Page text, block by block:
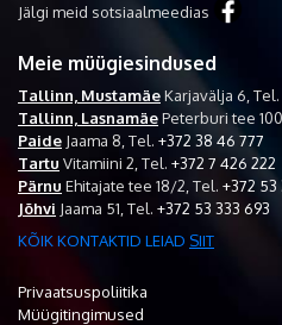
Jälgi meid sotsiaalmeedias
Meie müügiesindused
Tallinn, MustamäeKarjavälja 6, Tel.
Tallinn, LasnamäePeterburi tee
Paide Jaama 8, Tel. +372 38 46 777
Tartu Vitamiini 2, Tel. +372 7 426 222
Pärnu Ehitajate tee 18/2, Tel. +372 53
Jõhvi Jaama 51, Tel. +372 53 333 693
KÕIK KONTAKTID LEIAD SIIT
Privaatsuspoliitika
Müügitingimused